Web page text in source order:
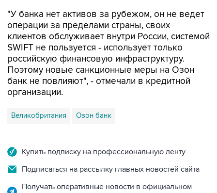
"У банка нет активов за рубежом, он не ведет
операции за пределами страны, своих
клиентов обслуживает внутри России, системой
SWIFT не пользуется - использует только
российскую финансовую инфраструктуру.
Поэтому новые санкционные меры на Озон
банк не повлияют", - отмечали в кредитной
организации.
Великобритания Озон банк
Купить подписку на профессиональную ленту
Подписаться на рассылку главных новостей сайта
Получать оперативные новости в официальном